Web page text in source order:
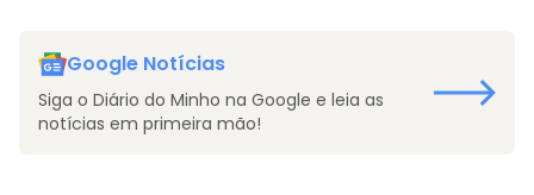
Google Notícias
Siga o Diário do Minho na Google e leia as
notícias em primeira mão!